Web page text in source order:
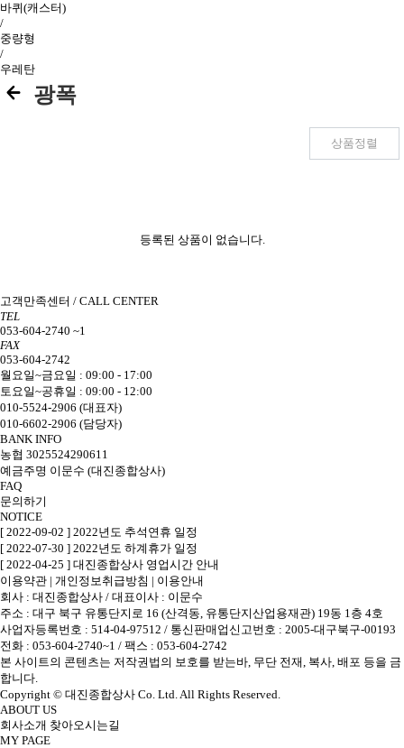
바퀴(캐스터)
/
중량형
/
우레탄
광폭
상품정렬
등록된 상품이 없습니다.
고객만족센터 / CALL CENTER
TEL
053-604-2740 ~1
FAX
053-604-2742
월요일~금요일 : 09:00 - 17:00
토요일~공휴일 : 09:00 - 12:00
010-5524-2906 (대표자)
010-6602-2906 (담당자)
BANK INFO
농협 3025524290611
예금주명 이문수 (대진종합상사)
FAQ
문의하기
NOTICE
[ 2022-09-02 ] 2022년도 추석연휴 일정
[ 2022-07-30 ] 2022년도 하계휴가 일정
[ 2022-04-25 ] 대진종합상사 영업시간 안내
이용약관 | 개인정보취급방침 | 이용안내
회사 : 대진종합상사 / 대표이사 : 이문수
주소 : 대구 북구 유통단지로 16 (산격동, 유통단지산업용재관) 19동 1층 4호
사업자등록번호 : 514-04-97512 / 통신판매업신고번호 : 2005-대구북구-00193
전화 : 053-604-2740~1 / 팩스 : 053-604-2742
본 사이트의 콘텐츠는 저작권법의 보호를 받는바, 무단 전재, 복사, 배포 등을 금
합니다.
Copyright © 대진종합상사 Co. Ltd. All Rights Reserved.
ABOUT US
회사소개 찾아오시는길
MY PAGE